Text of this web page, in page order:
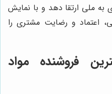
به ملی ارتقا دهد و با نمایش
اعتماد و رضایت مشتری را
فروشنده مواد